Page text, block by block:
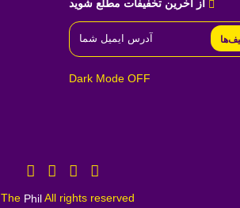
Dark Mode OFF
The PhilAll rights reserved